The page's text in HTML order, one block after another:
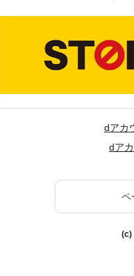
dアカ
dア
ペ
(c)